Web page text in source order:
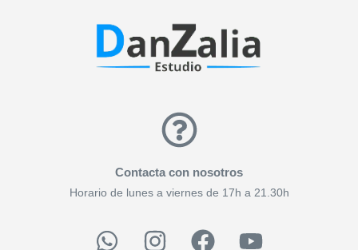
Contacta con nosotros
Horario de lunes a viernes de 17h a 21.30h